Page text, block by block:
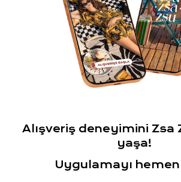
Alışveriş deneyimini Zsa
yaşa!
Uygulamayı